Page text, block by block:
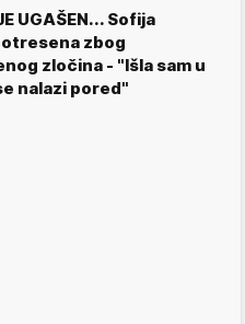
UGAŠEN... Sofija
zbog
zločina - "Išla sam u
nalazi pored"